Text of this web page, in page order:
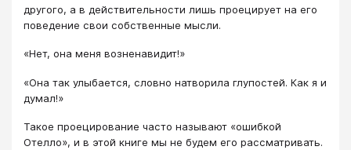
другого, а в действительности лишь проецирует на его
поведение свои собственные мысли.
«Нет, она меня возненавидит!»
«Она так улыбается, словно натворила глупостей. Как я и
думал!»
Такое проецирование часто называют «ошибкой
Отелло», и в этой книге мы не будем его рассматривать.